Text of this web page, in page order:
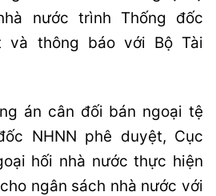
nước trình Thống đốc
và thông báo với Bộ Tài
án cân đối bán ngoại tệ
NHNN phê duyệt, Cục
hối nhà nước thực hiện
ngân sách nhà nước với